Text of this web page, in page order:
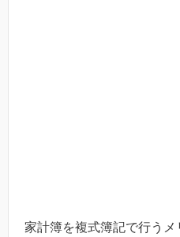
家計簿を複式簿記で行う